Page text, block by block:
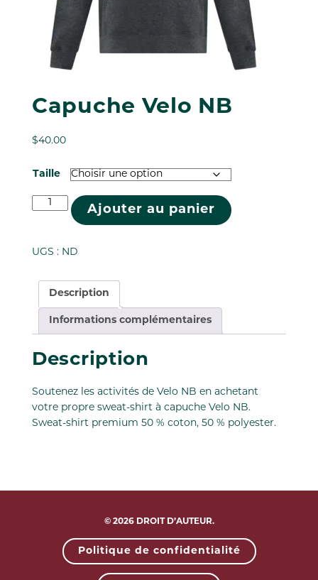
Capuche Velo NB
$40.00
Taille
quantité
Velo
Ajouter au panier
UGS : ND
Description
Informations complémentaires
Description
Soutenez les activités de Velo NB en achetant
votre propre sweat-shirt à capuche Velo NB.
Sweat-shirt premium 50 % coton, 50 % polyester.
© 2026 DROIT D’AUTEUR.
Politique de confidentialité